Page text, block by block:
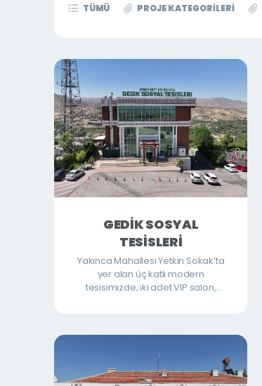
TÜMÜ PROJE KATEGORILERI
GEDİK SOSYAL
TESİSLERİ
Yakınca Mahallesi Yetkin Sokak’ta
yer alan üç katlı modern
tesisimizde; iki adet VIP salon,
organizasyonlar için ideal bir
ortam sunmaktadır. Yüz kişilik
restoran bölümümüz ise yemek